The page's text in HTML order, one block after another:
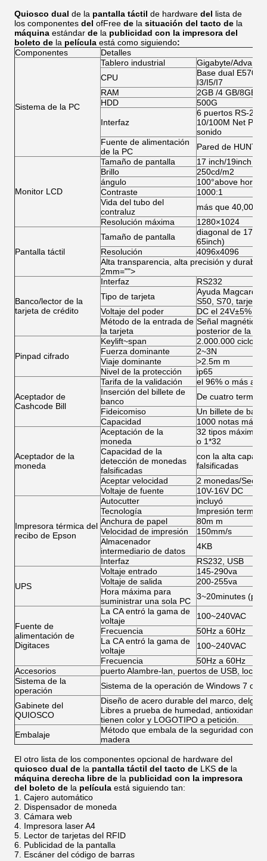
Quiosco dual de la pantalla táctil de hardware del lista de
los componentes del ofFree de la situación del tacto de la
máquina estándar de la publicidad con la impresora del
boleto de la película está como siguiendo:
Componentes
Detalles
Sistema de la PC
Tablero industrial
Gigabyte/
CPU
Base dual
I3/I5/I7
RAM
2GB /4 GB/8GB
HDD
500G
Interfaz
6 puertos RS-
10/100M Net
sonido
Fuente de alimentación
de la PC
Pared de
Monitor LCD
Tamaño de pantalla
17 inch/19inch
Brillo
250cd/m2
ángulo
100°above
Contraste
1000:1
Vida del tubo del
contraluz
más que
Resolución máxima
1280×1024
Pantalla táctil
Tamaño de pantalla
diagonal de 17/
65inch)
Resolución
4096x4096
Alta transparencia, alta precisión y
2mm="">
Banco/lector de la
tarjeta de crédito
Interfaz
RS232
Tipo de tarjeta
Ayuda Magcard,
S50, S70, tarjeta
Voltaje del poder
DC el 24V±5%
Método de la entrada de
la tarjeta
Señal magnética,
posterior de la
Pinpad cifrado
Keylift~span
2.000.000 ciclos
Fuerza dominante
2~3N
Viaje dominante
>2.5m m
Nivel de la protección
ip65
Aceptador de
Cashcode Bill
Tarifa de la validación
el 96% o más alto
Inserción del billete de
banco
De cuatro
Fideicomiso
Un billete de
Capacidad
1000 notas
Aceptador de la
moneda
Aceptación de la
moneda
32 tipos máximos
o 1*32
Capacidad de la
detección de monedas
falsificadas
con la alta
falsificadas
Aceptar velocidad
2 monedas/Sec
Voltaje de fuente
10V-16V DC
Impresora térmica del
recibo de Epson
Autocutter
incluyó
Tecnología
Impresión termal
Anchura de papel
80m m
Velocidad de impresión
150mm/s
Almacenador
intermediario de datos
4KB
Interfaz
RS232, USB
UPS
Voltaje entrado
145-290va
Voltaje de salida
200-255va
Hora máxima para
suministrar una sola PC
3~20minutes
Fuente de
alimentación de
Digitaces
La CA entró la gama de
voltaje
100~240VAC
Frecuencia
50Hz a 60Hz
La CA entró la gama de
voltaje
100~240VAC
Frecuencia
50Hz a 60Hz
Accesorios
puerto Alambre-lan, puertos de USB,
Sistema de la
operación
Sistema de la operación de Windows 7 o
Gabinete del
QUIOSCO
Diseño de acero durable del marco,
Libres a prueba de humedad,
tienen color y LOGOTIPO a petición.
Embalaje
Método que embala de la seguridad con
madera
El otro lista de los componentes opcional de hardware del
quiosco dual de la pantalla táctil del tacto de LKS de la
máquina derecha libre de la publicidad con la impresora
del boleto de la película está siguiendo tan:
Cajero automático
Dispensador de moneda
Cámara web
Impresora laser A4
Lector de tarjetas del RFID
Publicidad de la pantalla
Escáner del código de barras